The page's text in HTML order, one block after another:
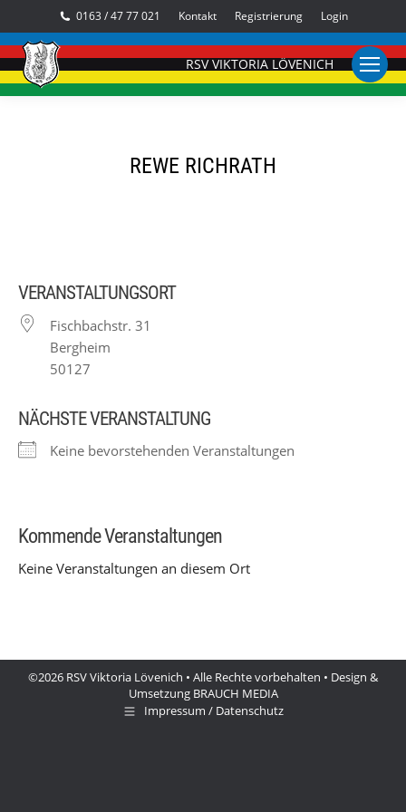
0163 / 47 77 021 Kontakt Registrierung Login
RSV VIKTORIA LÖVENICH
REWE RICHRATH
VERANSTALTUNGSORT
Fischbachstr. 31
Bergheim
50127
NÄCHSTE VERANSTALTUNG
Keine bevorstehenden Veranstaltungen
REWE Richrath
Fischbachstr. 31 - Bergheim
Kommende Veranstaltungen
Keine Veranstaltungen an diesem Ort
©2026 RSV Viktoria Lövenich • Alle Rechte vorbehalten • Design &
Umsetzung BRAUCH MEDIA
Impressum / Datenschutz